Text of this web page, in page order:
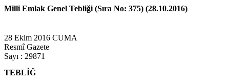
Milli Emlak Genel Tebliği (Sıra No: 375) (28.10.2016)
28 Ekim 2016 CUMA
Resmî Gazete
Sayı : 29871
TEBLİĞ